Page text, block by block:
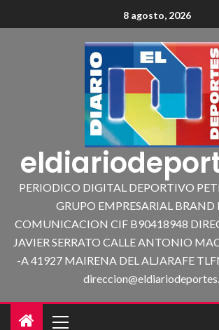
8 agosto, 2026
PERIODICO DIGITAL DEPORTIVO
GRUPO EMPRESARIAL BRAND
COMUNICACION CIF B90418948
JAVIER SERRATO CALLE ANTONIO
-A 41927 MAIRENA DEL ALJARAFE